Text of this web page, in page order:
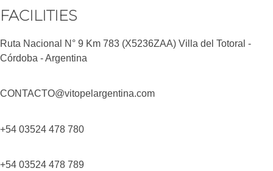
FACILITIES
Ruta Nacional N° 9 Km 783 (X5236ZAA) Villa del Totoral -
Córdoba - Argentina
CONTACTO@vitopelargentina.com
+54 03524 478 780​
+54 03524 478 789​